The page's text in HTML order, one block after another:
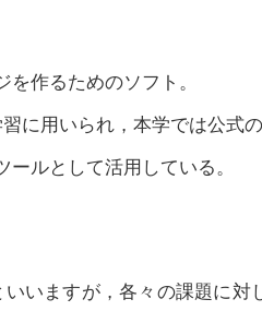
作るためのソフト。
に用いられ，本学では公式
ルとして活用している。
いますが，各々の課題に